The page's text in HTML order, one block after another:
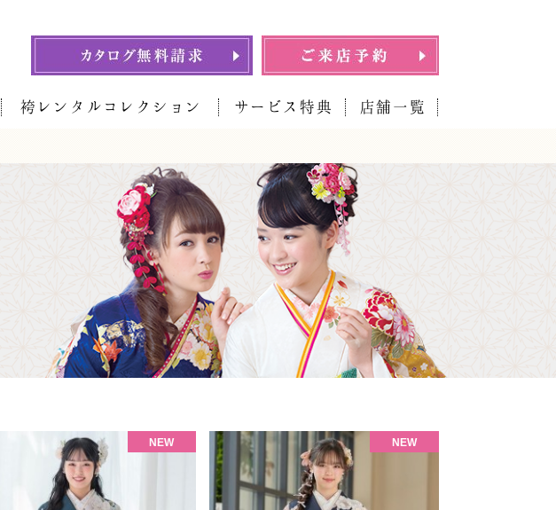
袴レンタルコレクション サービス特典 店舗一覧